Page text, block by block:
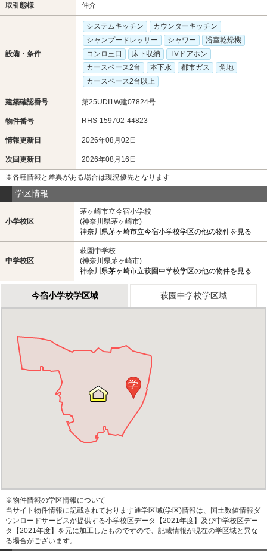
取引態様 仲介
設備・条件
システムキッチン
カウンターキッチン
シャンプードレッサー
シャワー
浴室乾燥機
コンロ三口
床下収納
TVドアホン
カースペース2台
本下水 都市ガス
角地
カースペース2台以上
建築確認番号 第25UDI1W建07824号
物件番号 RHS-159702-44823
情報更新日 2026年08月02日
次回更新日 2026年08月16日
※各種情報と差異がある場合は現況優先となります
学区情報
小学校区
茅ヶ崎市立今宿小学校
(神奈川県茅ヶ崎市)
神奈川県茅ヶ崎市立今宿小学校学区の他の物件を見る
中学校区
萩園中学校
(神奈川県茅ヶ崎市)
神奈川県茅ヶ崎市立萩園中学校学区の他の物件を見る
今宿小学校学区域 萩園中学校学区域
学
※物件情報の学区情報について
当サイト物件情報に記載されております通学区域(学区)情報は、国土数値情報ダ
ウンロードサービスが提供する小学校区データ【2021年度】及び中学校区デー
タ【2021年度】を元に加工したものですので、記載情報が現在の学区域と異な
る場合がございます。